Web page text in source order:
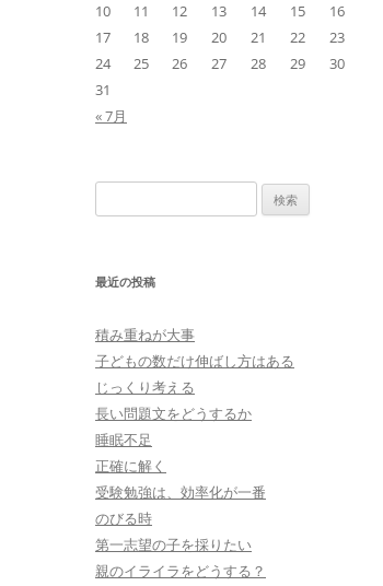
10
11 12 13 14 15
16
17
18 19 20 21 22
23
24
25 26 27 28 29
30
31
« 7月
索:
最近の投稿
積み重ねが大事
子どもの数だけ伸ばし方はある
じっくり考える
長い問題文をどうするか
睡眠不足
正確に解く
受験勉強は、効率化が一番
のびる時
第一志望の子を採りたい
親のイライラをどうする？